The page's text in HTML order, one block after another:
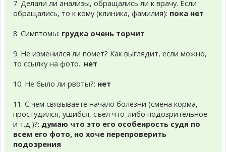
7. Делали ли анализы, обращались ли к врачу. Если
обращались, то к кому (клиника, фамилия): пока нет
8. Симптомы: грудка очень торчит
9. Не изменился ли помет? Как выглядит, если можно,
то ссылку на фото.: нет
10. Не было ли рвоты?: нет
11. С чем связываете начало болезни (смена корма,
простудился, ушибся, съел что-либо подозрительное
и т.д.)?: думаю что это его особенрость судя по
всем его фото, но хоче перепроверить
подозрения